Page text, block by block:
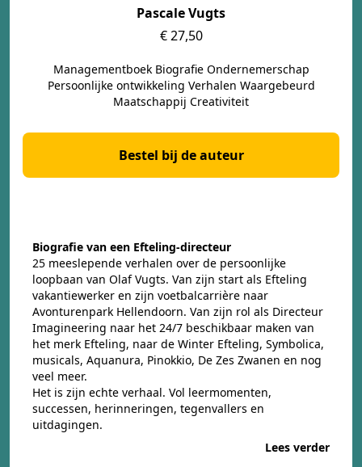
Pascale Vugts
€ 27,50
Managementboek Biografie Ondernemerschap
Persoonlijke ontwikkeling Verhalen Waargebeurd
Maatschappij Creativiteit
Bestel bij de auteur
Biografie van een Efteling-directeur
25 meeslepende verhalen over de persoonlijke
loopbaan van Olaf Vugts. Van zijn start als Efteling
vakantiewerker en zijn voetbalcarrière naar
Avonturenpark Hellendoorn. Van zijn rol als Directeur
Imagineering naar het 24/7 beschikbaar maken van
het merk Efteling, naar de Winter Efteling, Symbolica,
musicals, Aquanura, Pinokkio, De Zes Zwanen en nog
veel meer.
Het is zijn echte verhaal. Vol leermomenten,
successen, herinneringen, tegenvallers en
uitdagingen.
Lees verder